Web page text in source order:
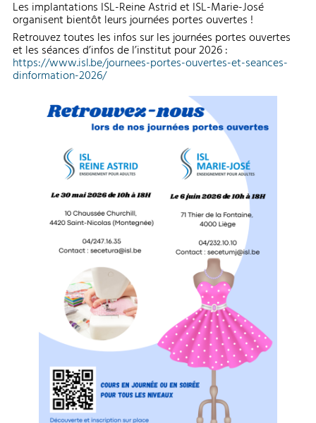
Les implantations ISL-Reine Astrid et ISL-Marie-José
organisent bientôt leurs journées portes ouvertes !
Retrouvez toutes les infos sur les journées portes ouvertes
et les séances d’infos de l’institut pour 2026 :
https://www.isl.be/journees-portes-ouvertes-et-seances-
dinformation-2026/